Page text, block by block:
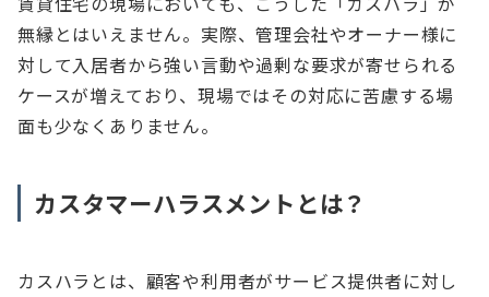
無縁とはいえません。実際、管理会社やオーナー様に
対して入居者から強い言動や過剰な要求が寄せられる
ケースが増えており、現場ではその対応に苦慮する場
面も少なくありません。
カスタマーハラスメントとは？
カスハラとは、顧客や利用者がサービス提供者に対し